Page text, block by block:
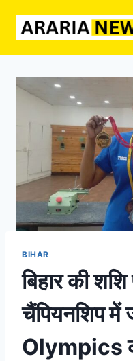
BIHAR
बिहार की
चैंपियनशिप में
Olympics